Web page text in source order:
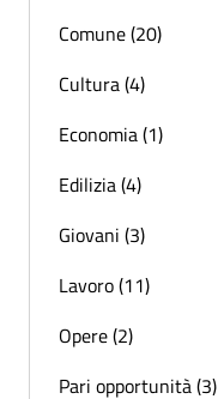
Comune (20)
Cultura (4)
Economia (1)
Edilizia (4)
Giovani (3)
Lavoro (11)
Opere (2)
Pari opportunità (3)